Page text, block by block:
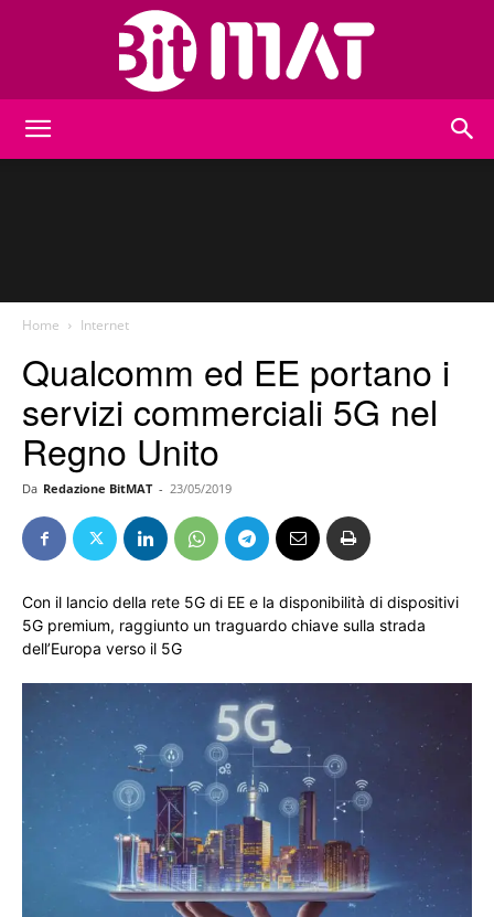
Home Internet
Qualcomm ed EE portano i
servizi commerciali 5G nel
Regno Unito
Da Redazione BitMAT - 23/05/2019
Con il lancio della rete 5G di EE e la disponibilità di dispositivi
5G premium, raggiunto un traguardo chiave sulla strada
dell’Europa verso il 5G